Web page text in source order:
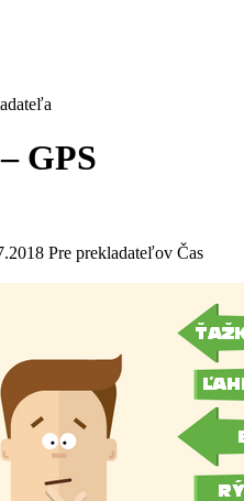
GPS
Pre prekladateľov Čas